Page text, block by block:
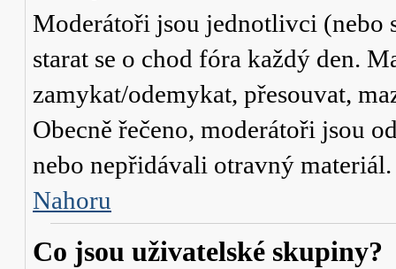
Moderátoři jsou jednotlivci (nebo
starat se o chod fóra každý den.
zamykat/odemykat, přesouvat,
Obecně řečeno, moderátoři jsou
nebo nepřidávali otravný materiál.
Nahoru
Co jsou uživatelské skupiny?